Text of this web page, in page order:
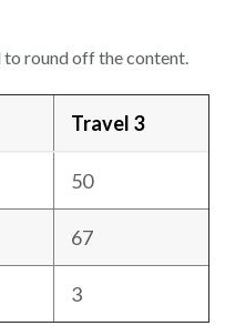
round off the content.
Travel 3
50
67
3